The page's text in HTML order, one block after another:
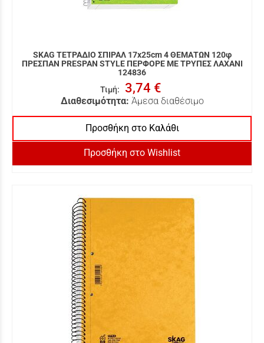
SKAG ΤΕΤΡΑΔΙΟ ΣΠΙΡΑΛ 17x25cm 4 ΘΕΜΑΤΩΝ 120φ
ΠΡΕΣΠΑΝ PRESPAN STYLE ΠΕΡΦΟΡΕ ΜΕ ΤΡΥΠΕΣ ΛΑΧΑΝΙ
124836
Τιμή: 3,74 €
Διαθεσιμότητα: Άμεσα διαθέσιμο
Προσθήκη στο Καλάθι
Προσθήκη στο Wishlist